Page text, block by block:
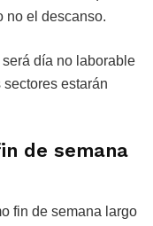
no el descanso.
día no laborable
estarán
de semana
fin de semana largo